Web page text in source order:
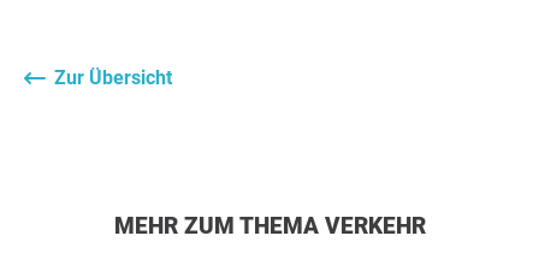
Zur Übersicht
MEHR ZUM THEMA VERKEHR